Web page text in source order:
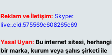
Reklam ve İletişim: Skype:
live:.cid.575569c608265c69
Yasal Uyarı: Bu internet sitesi, herhangi
bir marka, kurum veya şahıs şirketi ile